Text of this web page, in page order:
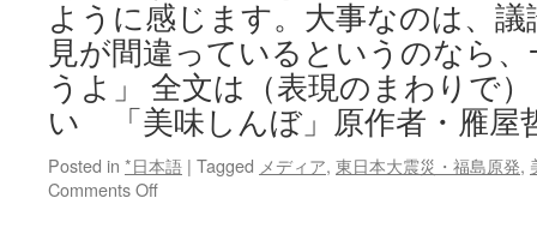
ように感じます。大事なのは、
見が間違っているというのなら
うよ」 全文は（表現のまわりで
い 「美味しんぼ」原作者・雁屋
Posted in *日本語 | Tagged メディア, 東日本大震災・福島原発,
Comments Offon